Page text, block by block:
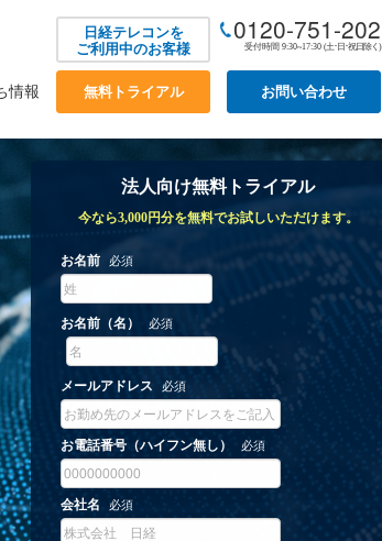
日経テレコンを
ご利用中のお客様
0120-751-202
受付時間 9:30~17:30 (土･日･祝日除く)
情報 無料トライアル お問い合わせ
法人向け無料トライアル
今なら3,000円分を無料でお試しいただけます。